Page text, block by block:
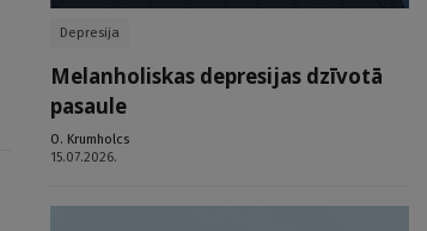
Depresija
Melanholiskas depresijas dzīvotā
pasaule
O. Krumholcs
15.07.2026.